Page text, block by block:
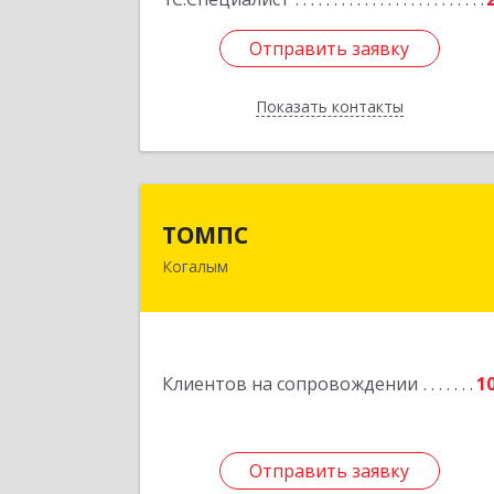
Отправить заявку
Показать контакты
Отправить заявку
Назад
ТОМПС
Когалым
Клиентов на сопровождении
Отправить заявку
Отправить заявку